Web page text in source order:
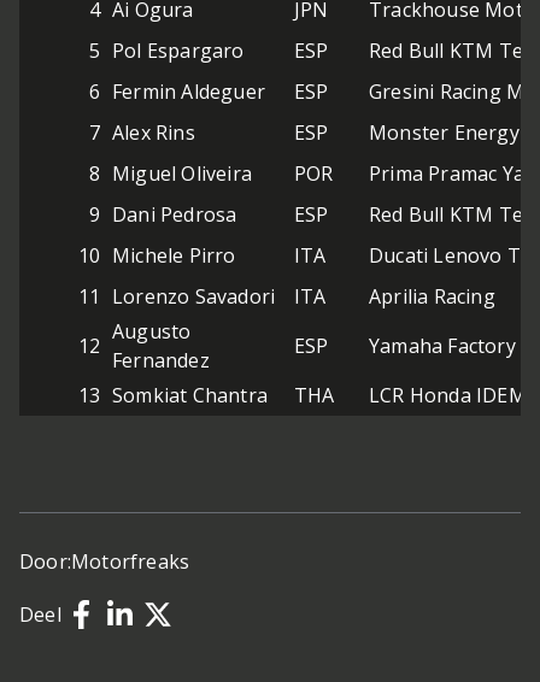
4 Ai Ogura JPN
Trackhouse
5 Pol Espargaro ESP
Red Bull KTM
6 Fermin Aldeguer ESP
Gresini Racing
7 Alex Rins ESP
Monster Energy
8 Miguel Oliveira POR
Prima Pramac
9 Dani Pedrosa ESP
Red Bull KTM
10 Michele Pirro ITA
Ducati Lenovo
11
Lorenzo Savadori ITA
Aprilia Racing
12
Augusto
Fernandez
ESP
Yamaha Factory
13 Somkiat Chantra THA LCR Honda
Door:Motorfreaks
Deel